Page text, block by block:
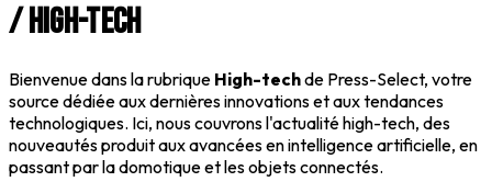
/High-tech
Bienvenue dans la rubrique High-techde Press-Select, votre
source dédiée aux dernières innovations et aux tendances
technologiques. Ici, nous couvrons l'actualité high-tech, des
nouveautés produit aux avancées en intelligence artificielle, en
passant par la domotique et les objets connectés.